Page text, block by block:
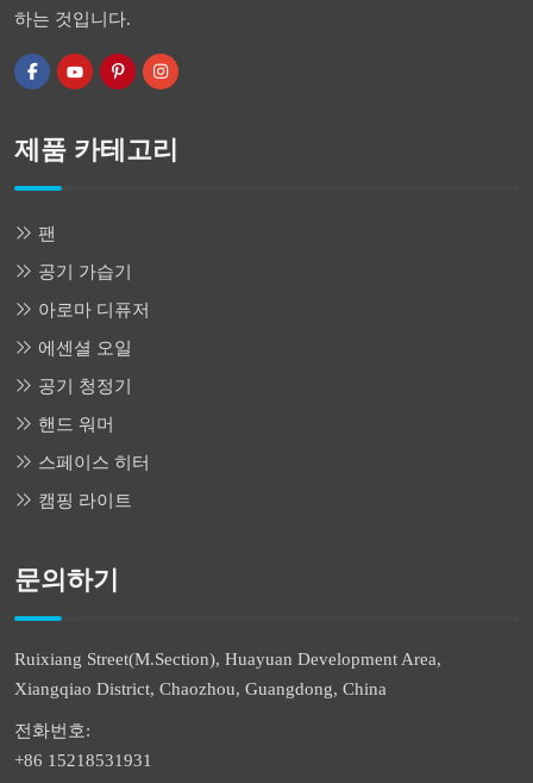
하는 것입니다.
제품 카테고리
팬
공기 가습기
아로마 디퓨저
에센셜 오일
공기 청정기
핸드 워머
스페이스 히터
캠핑 라이트
문의하기
Ruixiang Street(M.Section), Huayuan Development Area,
Xiangqiao District, Chaozhou, Guangdong, China
전화번호:
+86 15218531931